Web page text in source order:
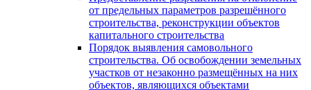
от предельных параметров разрешённого
строительства, реконструкции объектов
капитального строительства
Порядок выявления самовольного
строительства. Об освобождении земельных
участков от незаконно размещённых на них
объектов, являющихся объектами